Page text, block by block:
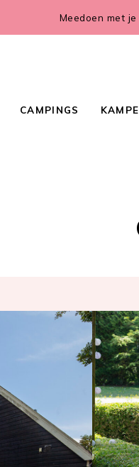
Meedoen met
CAMPINGS